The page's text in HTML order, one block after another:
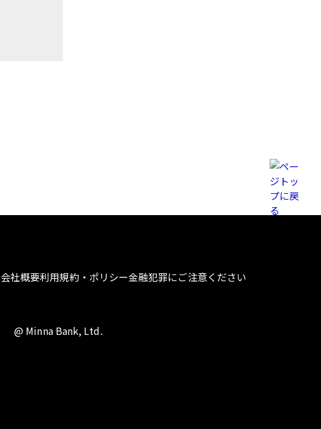
会社概要利用規約・ポリシー金融犯罪にご注意ください
@ Minna Bank, Ltd.